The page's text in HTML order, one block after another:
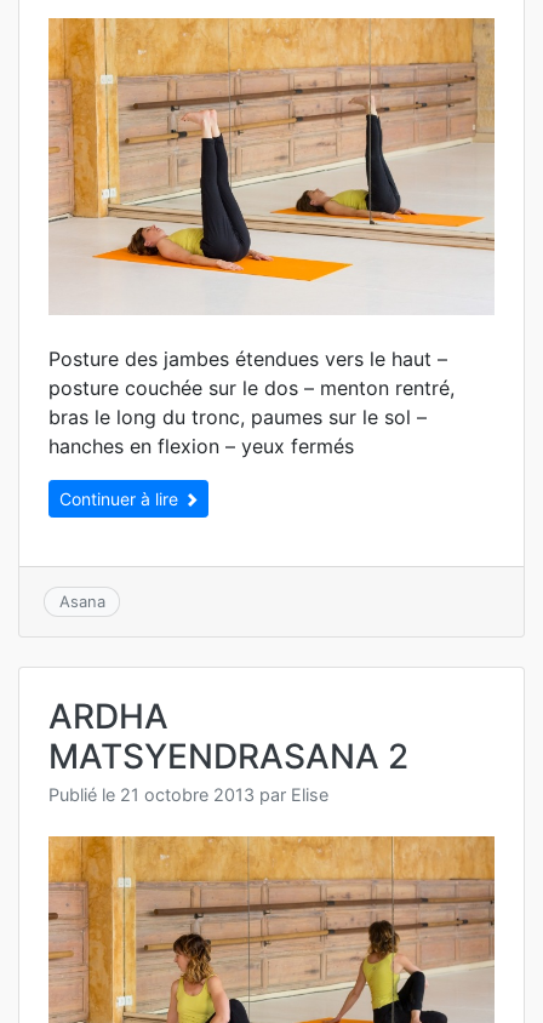
Posture des jambes étendues vers le haut –
posture couchée sur le dos – menton rentré,
bras le long du tronc, paumes sur le sol –
hanches en flexion – yeux fermés
Continuer à lire
Asana
ARDHA
MATSYENDRASANA 2
Publié le 21 octobre 2013 par Elise